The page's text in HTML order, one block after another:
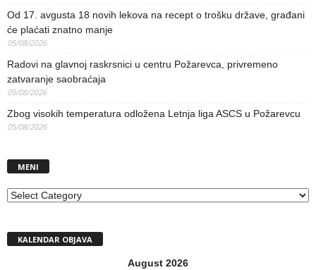
Od 17. avgusta 18 novih lekova na recept o trošku države, građani
će plaćati znatno manje
05/08/2026
Radovi na glavnoj raskrsnici u centru Požarevca, privremeno
zatvaranje saobraćaja
05/08/2026
Zbog visokih temperatura odložena Letnja liga ASCS u Požarevcu
05/08/2026
MENI
MENI
KALENDAR OBJAVA
August 2026